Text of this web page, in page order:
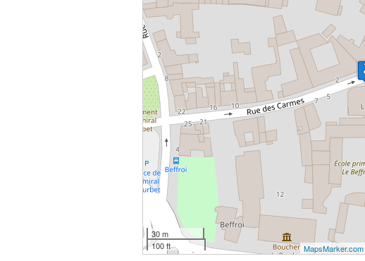
30 m
100 ft
MapsMarker.com